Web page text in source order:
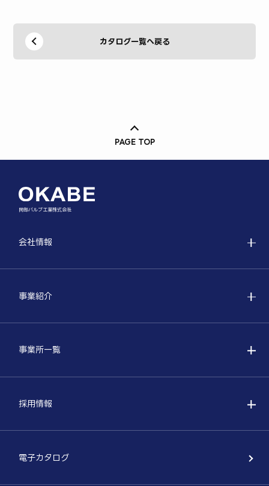
カタログ一覧へ戻る
PAGE TOP
岡部バルブ工業株式会社
会社情報
事業紹介
事業所一覧
採用情報
電子カタログ